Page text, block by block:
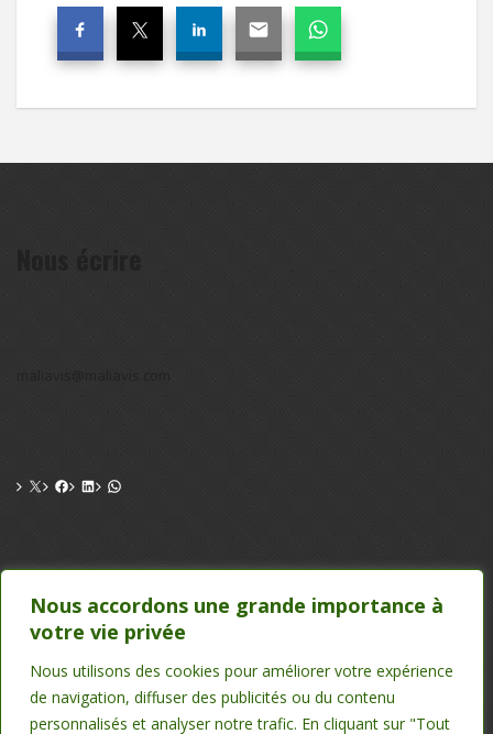
Nous accordons une grande importance à
votre vie privée
Nous utilisons des cookies pour améliorer votre expérience
de navigation, diffuser des publicités ou du contenu
personnalisés et analyser notre trafic. En cliquant sur "Tout
CONTACT
TEL : 20 22 39 24 , 75 50 00 26